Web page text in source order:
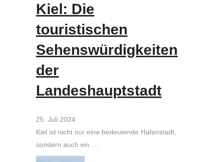
Kiel: Die
touristischen
Sehenswürdigkeiten
der
Landeshauptstadt
25. Juli 2024
Kiel ist nicht nur eine bedeutende Hafenstadt,
sondern auch ein …